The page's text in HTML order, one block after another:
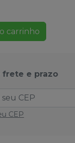
carrinho
frete e prazo
CEP